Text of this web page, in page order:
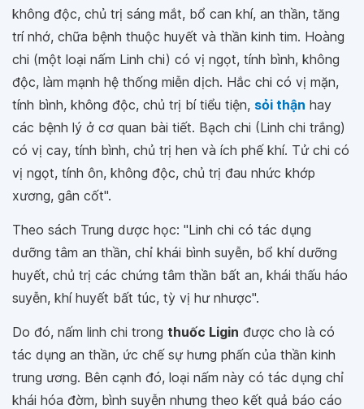
không độc, chủ trị sáng mắt, bổ can khí, an thần, tăng
trí nhớ, chữa bệnh thuộc huyết và thần kinh tim. Hoàng
chi (một loại nấm Linh chi) có vị ngọt, tính bình, không
độc, làm mạnh hệ thống miễn dịch. Hắc chi có vị mặn,
tính bình, không độc, chủ trị bí tiểu tiện, sỏi thận hay
các bệnh lý ở cơ quan bài tiết. Bạch chi (Linh chi trắng)
có vị cay, tính bình, chủ trị hen và ích phế khí. Tử chi có
vị ngọt, tính ôn, không độc, chủ trị đau nhức khớp
xương, gân cốt".
Theo sách Trung dược học: "Linh chi có tác dụng
dưỡng tâm an thần, chỉ khái bình suyễn, bổ khí dưỡng
huyết, chủ trị các chứng tâm thần bất an, khái thấu háo
suyễn, khí huyết bất túc, tỳ vị hư nhược".
Do đó, nấm linh chi trong thuốc Ligin được cho là có
tác dụng an thần, ức chế sự hưng phấn của thần kinh
trung ương. Bên cạnh đó, loại nấm này có tác dụng chỉ
khái hóa đờm, bình suyễn nhưng theo kết quả báo cáo